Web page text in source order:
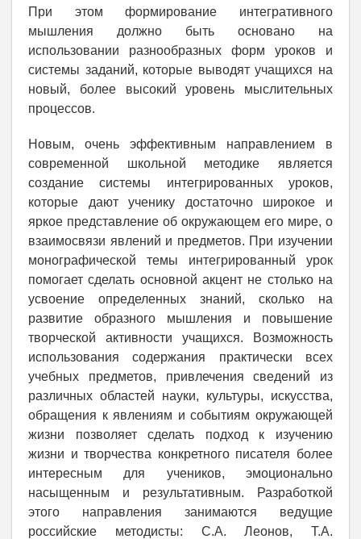
При этом формирование интегративного
мышления должно быть основано на
использовании разнообразных форм уроков и
системы заданий, которые выводят учащихся на
новый, более высокий уровень мыслительных
процессов.
Новым, очень эффективным направлением в
современной школьной методике является
создание системы интегрированных уроков,
которые дают ученику достаточно широкое и
яркое представление об окружающем его мире, о
взаимосвязи явлений и предметов. При изучении
монографической темы интегрированный урок
помогает сделать основной акцент не столько на
усвоение определенных знаний, сколько на
развитие образного мышления и повышение
творческой активности учащихся. Возможность
использования содержания практически всех
учебных предметов, привлечения сведений из
различных областей науки, культуры, искусства,
обращения к явлениям и событиям окружающей
жизни позволяет сделать подход к изучению
жизни и творчества конкретного писателя более
интересным для учеников, эмоционально
насыщенным и результативным. Разработкой
этого направления занимаются ведущие
российские методисты: С.А. Леонов, Т.А.